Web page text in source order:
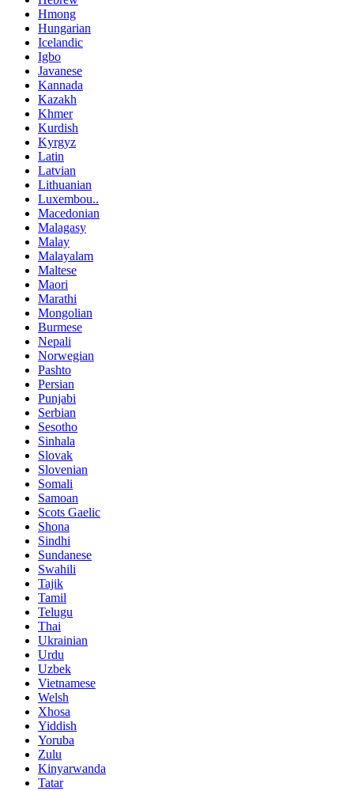
Hmong
Hungarian
Icelandic
Igbo
Javanese
Kannada
Kazakh
Khmer
Kurdish
Kyrgyz
Latin
Latvian
Lithuanian
Luxembou..
Macedonian
Malagasy
Malay
Malayalam
Maltese
Maori
Marathi
Mongolian
Burmese
Nepali
Norwegian
Pashto
Persian
Punjabi
Serbian
Sesotho
Sinhala
Slovak
Slovenian
Somali
Samoan
Scots Gaelic
Shona
Sindhi
Sundanese
Swahili
Tajik
Tamil
Telugu
Thai
Ukrainian
Urdu
Uzbek
Vietnamese
Welsh
Xhosa
Yiddish
Yoruba
Zulu
Kinyarwanda
Tatar